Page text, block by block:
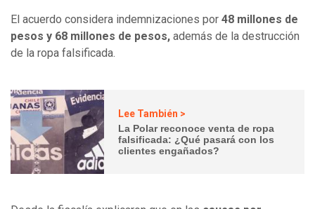
El acuerdo considera indemnizaciones por 48 millones de
pesos y 68 millones de pesos, además de la destrucción
de la ropa falsificada.
Lee También >
La Polar reconoce venta de ropa
falsificada: ¿Qué pasará con los
clientes engañados?